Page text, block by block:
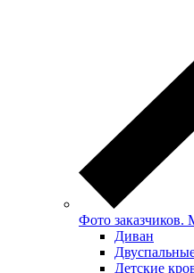
Фото заказчиков.
Диван
Детские